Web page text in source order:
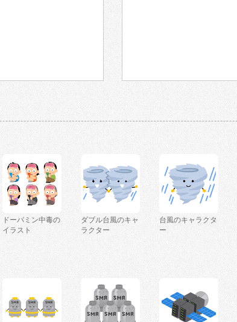
ドーパミン中毒の
イラスト
ダブル台風のキャ
ラクター
台風のキャラクタ
ー